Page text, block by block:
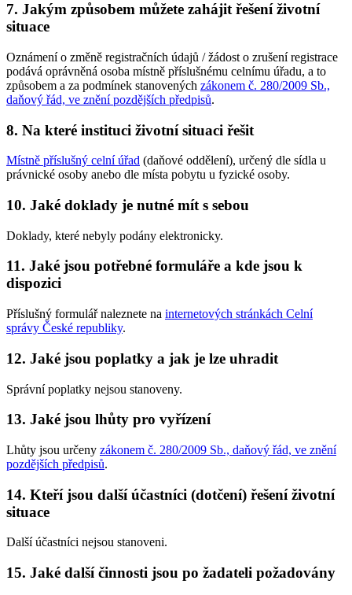
7. Jakým způsobem můžete zahájit řešení životní
situace
Oznámení o změně registračních údajů / žádost o zrušení registrace
podává oprávněná osoba místně příslušnému celnímu úřadu, a to
způsobem a za podmínek stanovených zákonem č. 280/2009 Sb.,
daňový řád, ve znění pozdějších předpisů.
8. Na které instituci životní situaci řešit
Místně příslušný celní úřad (daňové oddělení), určený dle sídla u
právnické osoby anebo dle místa pobytu u fyzické osoby.
10. Jaké doklady je nutné mít s sebou
Doklady, které nebyly podány elektronicky.
11. Jaké jsou potřebné formuláře a kde jsou k
dispozici
Příslušný formulář naleznete na internetových stránkách Celní
správy České republiky.
12. Jaké jsou poplatky a jak je lze uhradit
Správní poplatky nejsou stanoveny.
13. Jaké jsou lhůty pro vyřízení
Lhůty jsou určeny zákonem č. 280/2009 Sb., daňový řád, ve znění
pozdějších předpisů.
14. Kteří jsou další účastníci (dotčení) řešení životní
situace
Další účastníci nejsou stanoveni.
15. Jaké další činnosti jsou po žadateli požadovány